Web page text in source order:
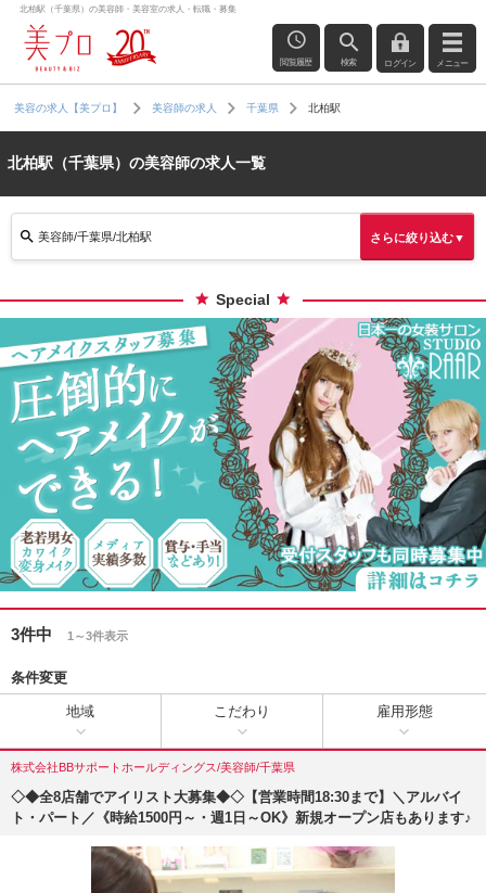
北柏駅（千葉県）の美容師・美容室の求人・転職・募集
閲覧履歴 検索 ログイン メニュー
美容の求人【美プロ】 美容師の求人 千葉県 北柏駅
北柏駅（千葉県）の美容師の求人一覧
美容師/千葉県/北柏駅 さらに絞り込む▼
Special
3件中 1～3件表示
条件変更
地域 こだわり 雇用形態
株式会社BBサポートホールディングス/美容師/千葉県
◇◆全8店舗でアイリスト大募集◆◇【営業時間18:30まで】＼アルバイ
ト・パート／《時給1500円～・週1日～OK》新規オープン店もあります♪